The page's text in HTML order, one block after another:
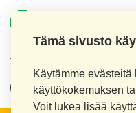
Tämä sivusto
Käytämme evästeitä
käyttökokemuksen
Voit lukea lisää
Tuotehaku: